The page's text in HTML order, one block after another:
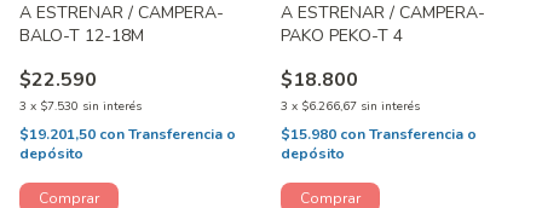
A ESTRENAR / CAMPERA-
BALO-T 12-18M
$22.590
3 x $7.530 sin interés
$19.201,50 conTransferencia o
depósito
A ESTRENAR / CAMPERA-
PAKO PEKO-T 4
$18.800
3 x $6.266,67 sin interés
$15.980 conTransferencia o
depósito